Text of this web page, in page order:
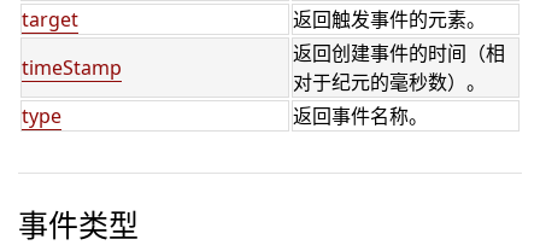
target
返回触发事件的元素。
timeStamp
返回创建事件的时间（相
对于纪元的毫秒数）。
type
返回事件名称。
事件类型